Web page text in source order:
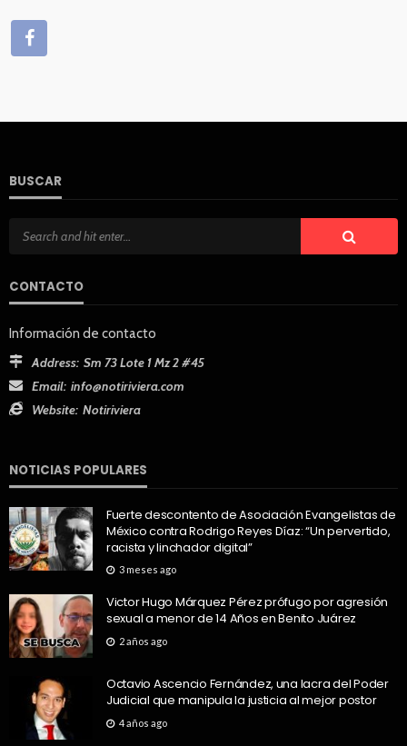
BUSCAR
CONTACTO
Información de contacto
Address: Sm 73 Lote 1 Mz 2 #45
Email: info@notiriviera.com
Website: Notiriviera
NOTICIAS POPULARES
Fuerte descontento de Asociación Evangelistas de
México contra Rodrigo Reyes Díaz: “Un pervertido,
racista y linchador digital”
3 meses ago
Victor Hugo Márquez Pérez prófugo por agresión
sexual a menor de 14 Años en Benito Juárez
2 años ago
Octavio Ascencio Fernández, una lacra del Poder
Judicial que manipula la justicia al mejor postor
4 años ago